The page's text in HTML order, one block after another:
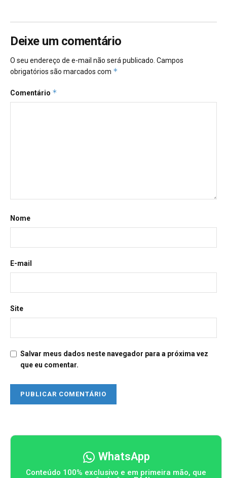
Deixe um comentário
O seu endereço de e-mail não será publicado. Campos
obrigatórios são marcados com *
Comentário *
Nome
E-mail
Site
Salvar meus dados neste navegador para a próxima vez
que eu comentar.
WhatsApp
Conteúdo 100% exclusivo e em primeira mão, que